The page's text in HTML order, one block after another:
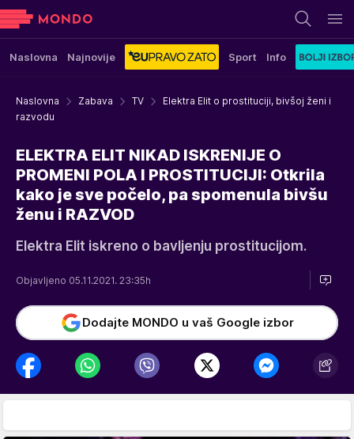
Naslovna Najnovije Sport Info
Naslovna Zabava TV
Elektra Elit o prostituciji, bivšoj ženi i
razvodu
ELEKTRA ELIT NIKAD ISKRENIJE O
PROMENI POLA I PROSTITUCIJI: Otkrila
kako je sve počelo, pa spomenula bivšu
ženu i RAZVOD
Elektra Elit iskreno o bavljenju prostitucijom.
Objavljeno 05.11.2021. 23:35h
Dodajte MONDO u vaš Google izbor